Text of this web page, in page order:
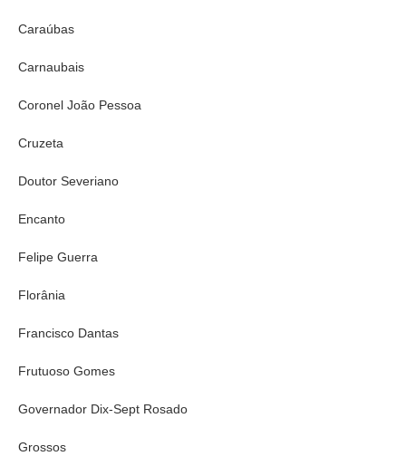
Caraúbas
Carnaubais
Coronel João Pessoa
Cruzeta
Doutor Severiano
Encanto
Felipe Guerra
Florânia
Francisco Dantas
Frutuoso Gomes
Governador Dix-Sept Rosado
Grossos